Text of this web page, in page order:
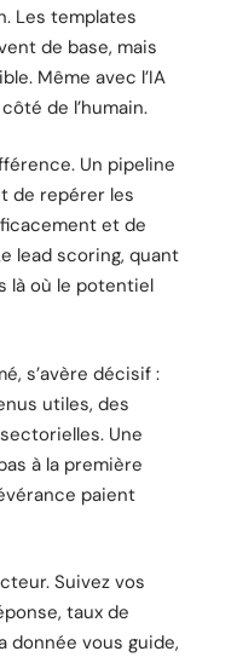
Les templates
de base, mais
Même avec l’IA
de l’humain.
Un pipeline
de repérer les
et de
lead scoring, quant
là où le potentiel
s’avère décisif :
utiles, des
Une
à la première
paient
Suivez vos
taux de
donnée vous guide,